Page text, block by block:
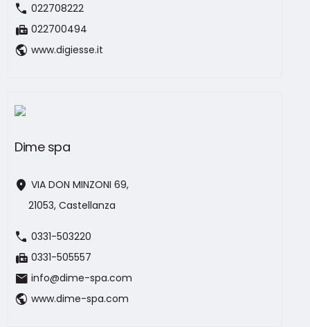
call 022708222
fax 022700494
public www.digiesse.it
Dime spa
location_on VIA DON MINZONI 69,
21053, Castellanza
call 0331-503220
fax 0331-505557
mail info@dime-spa.com
public www.dime-spa.com